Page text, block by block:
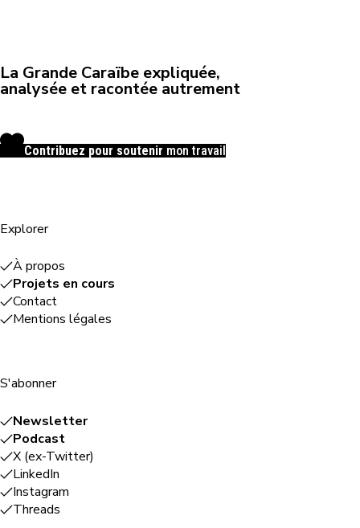
La Grande Caraïbe expliquée,
analysée et racontée autrement
Contribuez pour soutenir mon travail
Explorer
À propos
Projets en cours
Contact
Mentions légales
S'abonner
Newsletter
Podcast
X (ex-Twitter)
LinkedIn
Instagram
Threads